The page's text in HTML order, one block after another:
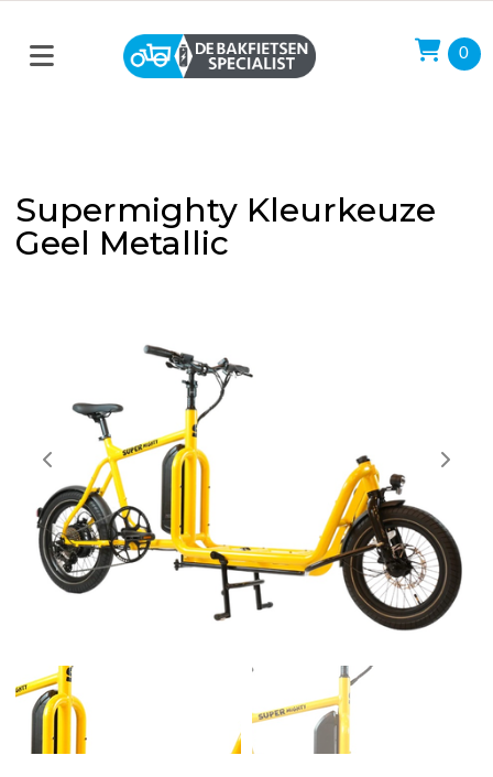
0
Supermighty Kleurkeuze
Geel Metallic